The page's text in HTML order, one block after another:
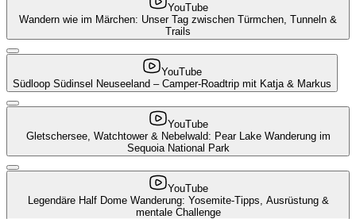
YouTube
Wandern wie im Märchen: Unser Tag zwischen Türmchen, Tunneln &
Trails
YouTube
Südloop Südinsel Neuseeland – Camper-Roadtrip mit Katja & Markus
YouTube
Gletschersee, Watchtower & Nebelwald: Pear Lake Wanderung im
Sequoia National Park
YouTube
Legendäre Half Dome Wanderung: Yosemite-Tipps, Ausrüstung &
mentale Challenge